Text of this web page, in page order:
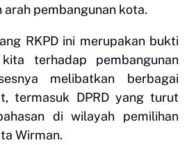
pembangunan kota.
RKPD ini merupakan bukti
terhadap pembangunan
melibatkan berbagai
termasuk DPRD yang turut
di wilayah pemilihan
Wirman.